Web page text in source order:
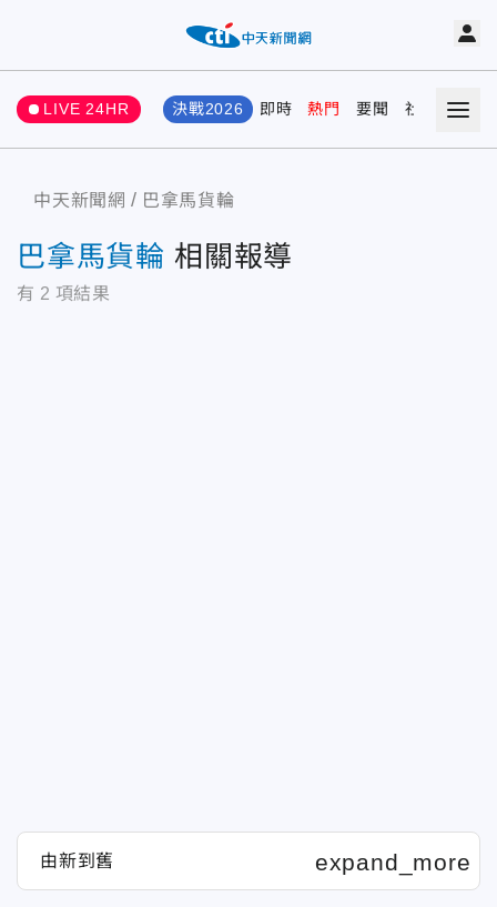
LIVE 24HR 決戰2026 即時 熱門 要聞 社會 娛樂
中天新聞網 巴拿馬貨輪
巴拿馬貨輪 相關報導
有 2 項結果